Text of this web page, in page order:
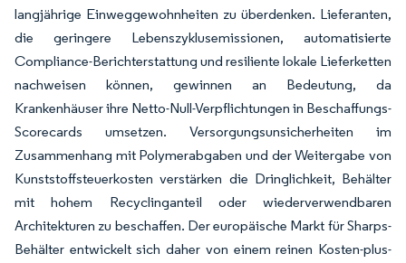
langjährige Einweggewohnheiten zu überdenken. Lieferanten,
die geringere Lebenszyklusemissionen, automatisierte
Compliance-Berichterstattung und resiliente lokale Lieferketten
nachweisen können, gewinnen an Bedeutung, da
Krankenhäuser ihre Netto-Null-Verpflichtungen in Beschaffungs-
Scorecards umsetzen. Versorgungsunsicherheiten im
Zusammenhang mit Polymerabgaben und der Weitergabe von
Kunststoffsteuerkosten verstärken die Dringlichkeit, Behälter
mit hohem Recyclinganteil oder wiederverwendbaren
Architekturen zu beschaffen. Der europäische Markt für Sharps-
Behälter entwickelt sich daher von einem reinen Kosten-plus-